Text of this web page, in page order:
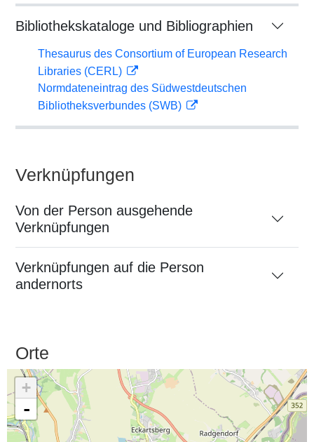
Bibliothekskataloge und Bibliographien
Thesaurus des Consortium of European Research
Libraries (CERL)
Normdateneintrag des Südwestdeutschen
Bibliotheksverbundes (SWB)
Verknüpfungen
Von der Person ausgehende
Verknüpfungen
Verknüpfungen auf die Person
andernorts
Orte
+
-